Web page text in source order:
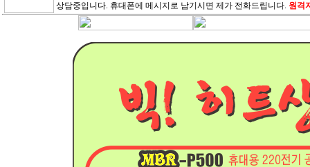
상담중입니다. 휴대폰에 메시지로 남기시면 제가 전화드립니다. 원격